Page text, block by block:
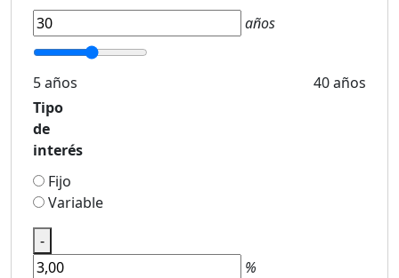
años
5 años
40 años
Tipo
de
interés
Fijo
Variable
-
%